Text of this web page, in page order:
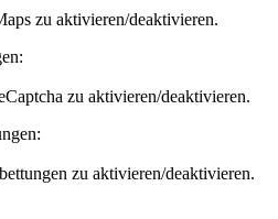
zu aktivieren/deaktivieren.
zu aktivieren/deaktivieren.
zu aktivieren/deaktivieren.